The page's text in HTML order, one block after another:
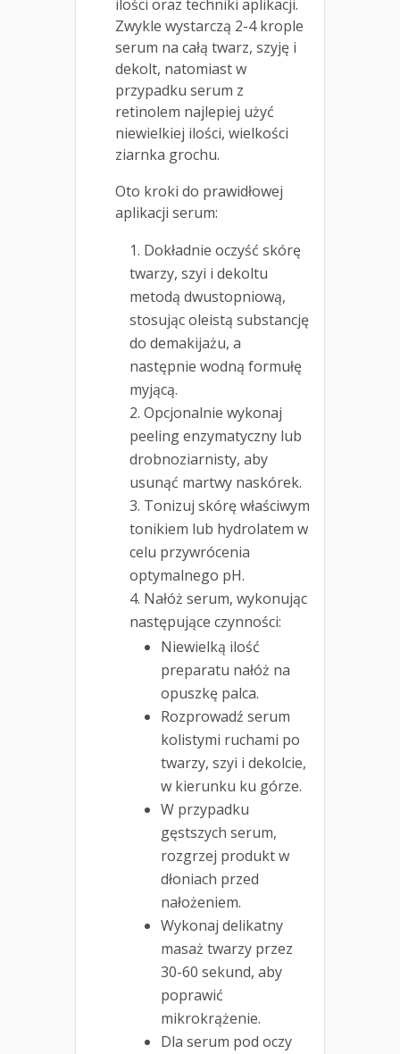
ilości oraz techniki aplikacji.
Zwykle wystarczą 2-4 krople
serum na całą twarz, szyję i
dekolt, natomiast w
przypadku serum z
retinolem najlepiej użyć
niewielkiej ilości, wielkości
ziarnka grochu.
Oto kroki do prawidłowej
aplikacji serum:
Dokładnie oczyść skórę
twarzy, szyi i dekoltu
metodą dwustopniową,
stosując oleistą substancję
do demakijażu, a
następnie wodną formułę
myjącą.
Opcjonalnie wykonaj
peeling enzymatyczny lub
drobnoziarnisty, aby
usunąć martwy naskórek.
Tonizuj skórę właściwym
tonikiem lub hydrolatem w
celu przywrócenia
optymalnego pH.
Nałóż serum, wykonując
następujące czynności:
Niewielką ilość
preparatu nałóż na
opuszkę palca.
Rozprowadź serum
kolistymi ruchami po
twarzy, szyi i dekolcie,
w kierunku ku górze.
W przypadku
gęstszych serum,
rozgrzej produkt w
dłoniach przed
nałożeniem.
Wykonaj delikatny
masaż twarzy przez
30-60 sekund, aby
poprawić
mikrokrążenie.
Dla serum pod oczy